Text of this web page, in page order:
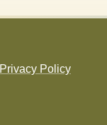
Privacy Policy